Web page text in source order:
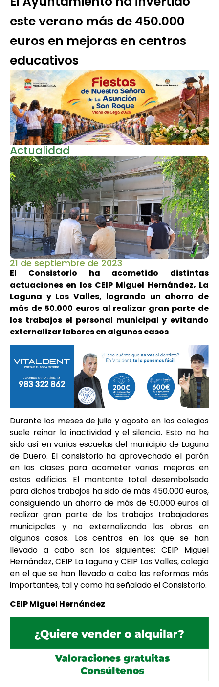
este verano más de 450.000
euros en mejoras en centros
educativos
Actualidad
21 de septiembre de 2023
El Consistorio ha acometido distintas
actuaciones en los CEIP Miguel Hernández, La
Laguna y Los Valles, logrando un ahorro de
más de 50.000 euros al realizar gran parte de
los trabajos el personal municipal y evitando
externalizar labores en algunos casos
Durante los meses de julio y agosto en los colegios
suele reinar la inactividad y el silencio. Esto no ha
sido así en varias escuelas del municipio de Laguna
de Duero. El consistorio ha aprovechado el parón
en las clases para acometer varias mejoras en
estos edificios. El montante total desembolsado
para dichos trabajos ha sido de más 450.000 euros,
consiguiendo un ahorro de más de 50.000 euros al
realizar gran parte de los trabajos trabajadores
municipales y no externalizando las obras en
algunos casos. Los centros en los que se han
llevado a cabo son los siguientes: CEIP Miguel
Hernández, CEIP La Laguna y CEIP Los Valles, colegio
en el que se han llevado a cabo las reformas más
importantes, tal y como ha señalado el Consistorio.
CEIP Miguel Hernández